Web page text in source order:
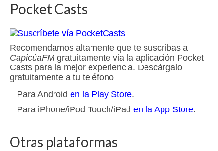
Pocket Casts
Recomendamos altamente que te suscribas a
CapicúaFM gratuitamente via la aplicación Pocket
Casts para la mejor experiencia. Descárgalo
gratuitamente a tu teléfono
Para Android en la Play Store.
Para iPhone/iPod Touch/iPad en la App Store.
Otras plataformas